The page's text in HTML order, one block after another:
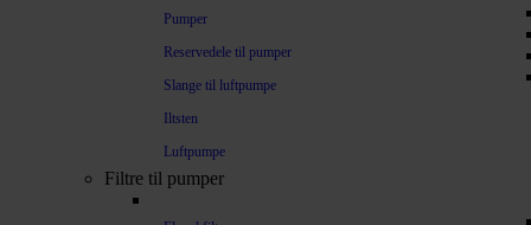
Pumper
Reservedele til pumper
Slange til luftpumpe
Iltsten
Luftpumpe
Filtre til pumper